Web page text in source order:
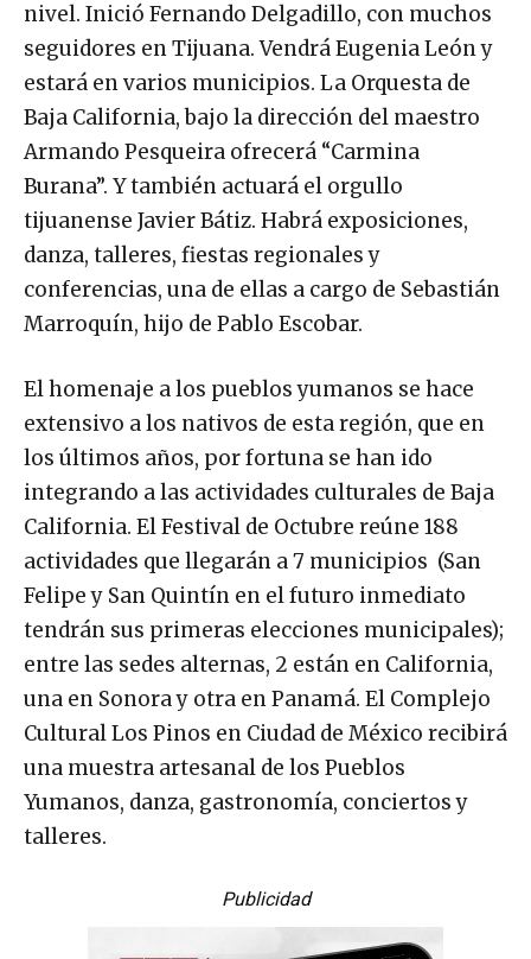
nivel. Inició Fernando Delgadillo, con muchos
seguidores en Tijuana. Vendrá Eugenia León y
estará en varios municipios. La Orquesta de
Baja California, bajo la dirección del maestro
Armando Pesqueira ofrecerá “Carmina
Burana”. Y también actuará el orgullo
tijuanense Javier Bátiz. Habrá exposiciones,
danza, talleres, fiestas regionales y
conferencias, una de ellas a cargo de Sebastián
Marroquín, hijo de Pablo Escobar.
El homenaje a los pueblos yumanos se hace
extensivo a los nativos de esta región, que en
los últimos años, por fortuna se han ido
integrando a las actividades culturales de Baja
California. El Festival de Octubre reúne 188
actividades que llegarán a 7 municipios (San
Felipe y San Quintín en el futuro inmediato
tendrán sus primeras elecciones municipales);
entre las sedes alternas, 2 están en California,
una en Sonora y otra en Panamá. El Complejo
Cultural Los Pinos en Ciudad de México recibirá
una muestra artesanal de los Pueblos
Yumanos, danza, gastronomía, conciertos y
talleres.
Publicidad